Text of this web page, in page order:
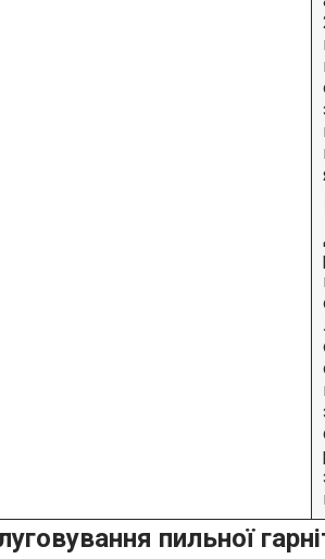
пильної